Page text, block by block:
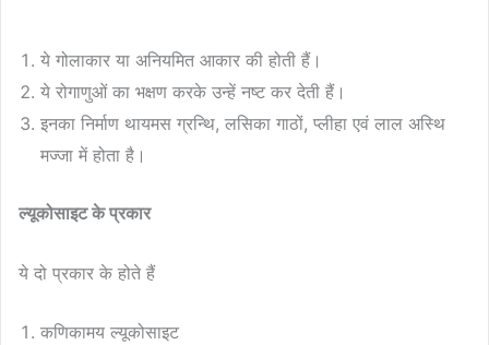
ये गोलाकार या अनियमित आकार की होती हैं।
ये रोगाणुओं का भक्षण करके उन्हें नष्ट कर देती हैं।
इनका निर्माण थायमस ग्रन्थि, लसिका गाठों, प्लीहा एवं लाल अस्थि
मज्जा में होता है।
ल्यूकोसाइट के प्रकार
ये दो प्रकार के होते हैं
कणिकामय ल्यूकोसाइट